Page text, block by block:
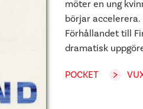
möter en ung
börjar
Förhållandet till
dramatisk
POCKET